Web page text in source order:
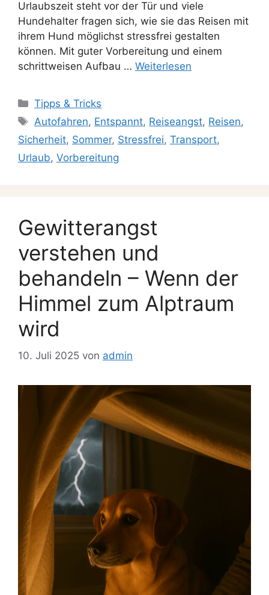
Urlaubszeit steht vor der Tür und viele
Hundehalter fragen sich, wie sie das Reisen mit
ihrem Hund möglichst stressfrei gestalten
können. Mit guter Vorbereitung und einem
schrittweisen Aufbau … Weiterlesen
Tipps & Tricks
Autofahren, Entspannt, Reiseangst, Reisen,
Sicherheit, Sommer, Stressfrei, Transport,
Urlaub, Vorbereitung
Gewitterangst
verstehen und
behandeln – Wenn der
Himmel zum Alptraum
wird
10. Juli 2025 von admin